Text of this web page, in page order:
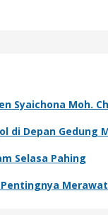
Syaichona Moh.
di Depan Gedung
Selasa Pahing